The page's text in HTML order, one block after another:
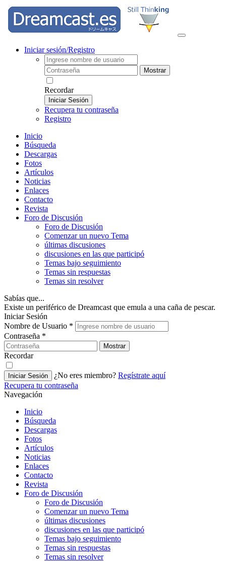
Iniciar sesión/Registro
Mostrar
Recordar
Iniciar Sesión
Recupera tu contraseña
Registro
Inicio
Búsqueda
Descargas
Fotos
Artículos
Noticias
Enlaces
Contacto
Revista
Foro de Discusión
Foro de Discusión
Comenzar un nuevo Tema
últimas discusiones
discusiones en las que participó
Temas bajo seguimiento
Temas sin respuestas
Temas sin resolver
Sabías que...
Existe un periférico de Dreamcast que emula a una caña de pescar.
Iniciar Sesión
Nombre de Usuario *
Contraseña *
Mostrar
Recordar
Iniciar Sesión ¿No eres miembro? Regístrate aquí
Recupera tu contraseña
Navegación
Inicio
Búsqueda
Descargas
Fotos
Artículos
Noticias
Enlaces
Contacto
Revista
Foro de Discusión
Foro de Discusión
Comenzar un nuevo Tema
últimas discusiones
discusiones en las que participó
Temas bajo seguimiento
Temas sin respuestas
Temas sin resolver